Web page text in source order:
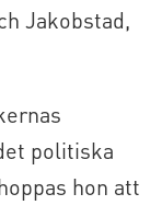
Jakobstad,
politiska
hon att